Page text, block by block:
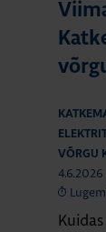
VÕRGU
4.6.2026